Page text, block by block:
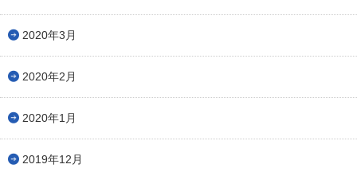
2020年3月
2020年2月
2020年1月
2019年12月